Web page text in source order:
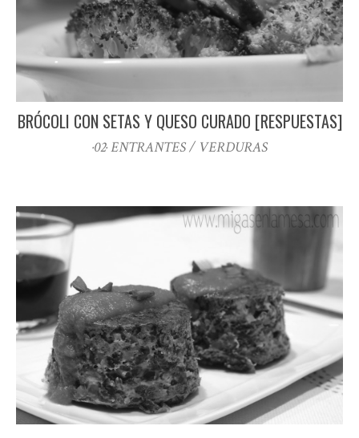
BRÓCOLI CON SETAS Y QUESO CURADO [RESPUESTAS]
·02· ENTRANTES / VERDURAS